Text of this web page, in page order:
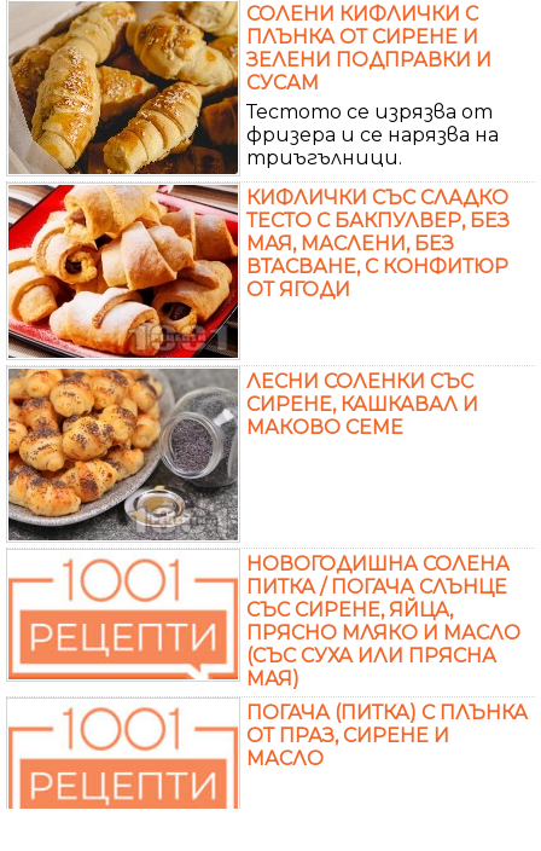
СОЛЕНИ КИФЛИЧКИ С
ПЛЪНКА ОТ СИРЕНЕ И
ЗЕЛЕНИ ПОДПРАВКИ И
СУСАМ
Тестото се изрязва от
фризера и се нарязва на
триъгълници.
КИФЛИЧКИ СЪС СЛАДКО
ТЕСТО С БАКПУЛВЕР, БЕЗ
МАЯ, МАСЛЕНИ, БЕЗ
ВТАСВАНЕ, С КОНФИТЮР
ОТ ЯГОДИ
ЛЕСНИ СОЛЕНКИ СЪС
СИРЕНЕ, КАШКАВАЛ И
МАКОВО СЕМЕ
НОВОГОДИШНА СОЛЕНА
ПИТКА / ПОГАЧА СЛЪНЦЕ
СЪС СИРЕНЕ, ЯЙЦА,
ПРЯСНО МЛЯКО И МАСЛО
(СЪС СУХА ИЛИ ПРЯСНА
МАЯ)
ПОГАЧА (ПИТКА) С ПЛЪНКА
ОТ ПРАЗ, СИРЕНЕ И
МАСЛО